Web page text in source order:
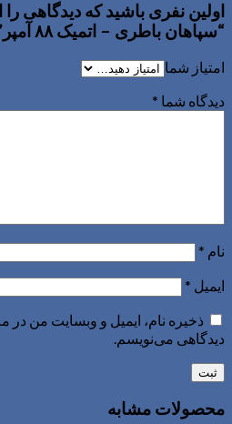
اولین نفری باشید که دیدگاهی
“سپاهان باطری – اتمیک ۸۸ آمپر”
امتیاز شما
دیدگاه شما *
نام *
ایمیل *
ذخیره نام، ایمیل و وبسایت من در
دیدگاهی می‌نویسم.
محصولات مشابه